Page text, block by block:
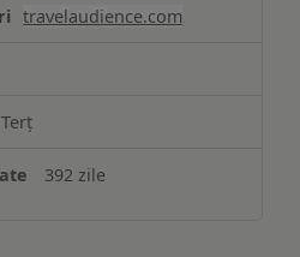
travelaudience.com
Terț
392 zile